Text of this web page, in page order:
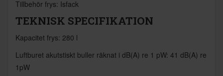
Tillbehör frys: Isfack
TEKNISK SPECIFIKATION
Kapacitet frys: 280 l
Luftburet akutstiskt buller räknat i dB(A) re 1 pW: 41 dB(A) re
1pW